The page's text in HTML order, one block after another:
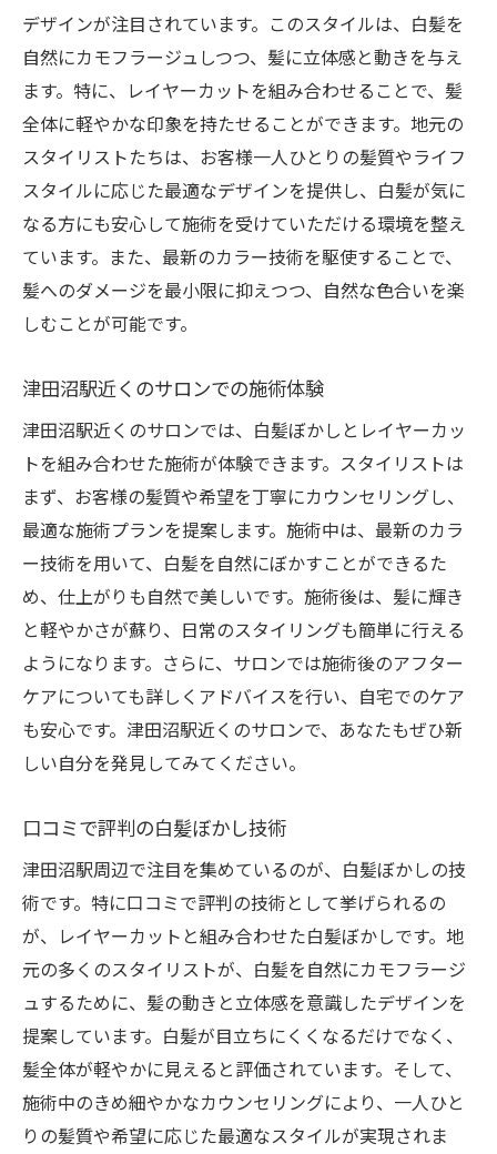
デザインが注目されています。このスタイルは、白髪を
自然にカモフラージュしつつ、髪に立体感と動きを与え
ます。特に、レイヤーカットを組み合わせることで、髪
全体に軽やかな印象を持たせることができます。地元の
スタイリストたちは、お客様一人ひとりの髪質やライフ
スタイルに応じた最適なデザインを提供し、白髪が気に
なる方にも安心して施術を受けていただける環境を整え
ています。また、最新のカラー技術を駆使することで、
髪へのダメージを最小限に抑えつつ、自然な色合いを楽
しむことが可能です。
津田沼駅近くのサロンでの施術体験
津田沼駅近くのサロンでは、白髪ぼかしとレイヤーカッ
トを組み合わせた施術が体験できます。スタイリストは
まず、お客様の髪質や希望を丁寧にカウンセリングし、
最適な施術プランを提案します。施術中は、最新のカラ
ー技術を用いて、白髪を自然にぼかすことができるた
め、仕上がりも自然で美しいです。施術後は、髪に輝き
と軽やかさが蘇り、日常のスタイリングも簡単に行える
ようになります。さらに、サロンでは施術後のアフター
ケアについても詳しくアドバイスを行い、自宅でのケア
も安心です。津田沼駅近くのサロンで、あなたもぜひ新
しい自分を発見してみてください。
口コミで評判の白髪ぼかし技術
津田沼駅周辺で注目を集めているのが、白髪ぼかしの技
術です。特に口コミで評判の技術として挙げられるの
が、レイヤーカットと組み合わせた白髪ぼかしです。地
元の多くのスタイリストが、白髪を自然にカモフラージ
ュするために、髪の動きと立体感を意識したデザインを
提案しています。白髪が目立ちにくくなるだけでなく、
髪全体が軽やかに見えると評価されています。そして、
施術中のきめ細やかなカウンセリングにより、一人ひと
りの髪質や希望に応じた最適なスタイルが実現されま